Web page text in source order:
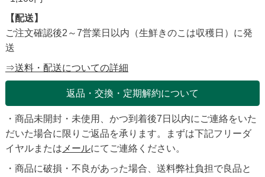
【配送】
ご注文確認後2～7営業日以内（生鮮きのこは収穫日）に発
送
⇒送料・配送についての詳細
返品・交換・定期解約について
・商品未開封・未使用、かつ到着後7日以内にご連絡をいた
だいた場合に限りご返品を承ります。まずは下記フリーダ
イヤルまたは メールにてご連絡ください。
・商品に破損・不良があった場合、送料弊社負担で良品と